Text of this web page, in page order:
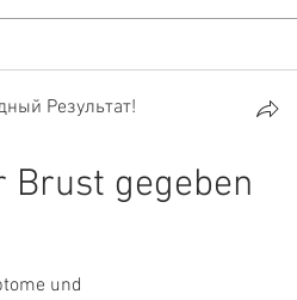
Результат!
Brust gegeben
und